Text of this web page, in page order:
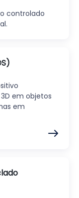
controlado
em objetos
em